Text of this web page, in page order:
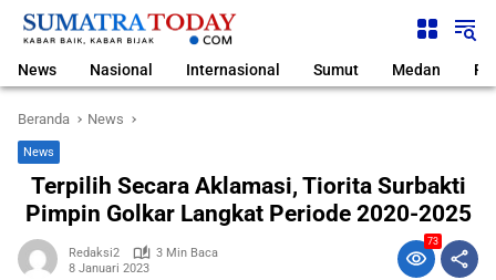
Langsung
News Nasional Internasional Sumut Medan
Beranda News
News
Terpilih Secara Aklamasi, Tiorita Surbakti
Pimpin Golkar Langkat Periode 2020-2025
Redaksi2
3 Min Baca
8 Januari 2023
73